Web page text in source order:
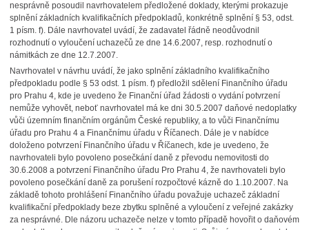
nesprávně posoudil navrhovatelem předložené doklady, kterými prokazuje
splnění základních kvalifikačních předpokladů, konkrétně splnění § 53, odst.
1 písm. f). Dále navrhovatel uvádí, že zadavatel řádně neodůvodnil
rozhodnutí o vyloučení uchazečů ze dne 14.6.2007, resp. rozhodnutí o
námitkách ze dne 12.7.2007.
Navrhovatel v návrhu uvádí, že jako splnění základního kvalifikačního
předpokladu podle § 53 odst. 1 písm. f) předložil sdělení Finančního úřadu
pro Prahu 4, kde je uvedeno že Finanční úřad žádosti o vydání potvrzení
nemůže vyhovět, neboť navrhovatel má ke dni 30.5.2007 daňové nedoplatky
vůči územním finančním orgánům České republiky, a to vůči Finančnímu
úřadu pro Prahu 4 a Finančnímu úřadu v Říčanech. Dále je v nabídce
doloženo potvrzení Finančního úřadu v Říčanech, kde je uvedeno, že
navrhovateli bylo povoleno posečkání daně z převodu nemovitosti do
30.6.2008 a potvrzení Finančního úřadu Pro Prahu 4, že navrhovateli bylo
povoleno posečkání daně za porušení rozpočtové kázně do 1.10.2007. Na
základě tohoto prohlášení Finančního úřadu považuje uchazeč základní
kvalifikační předpoklady beze zbytku splněné a vyloučení z veřejné zakázky
za nesprávné. Dle názoru uchazeče nelze v tomto případě hovořit o daňovém